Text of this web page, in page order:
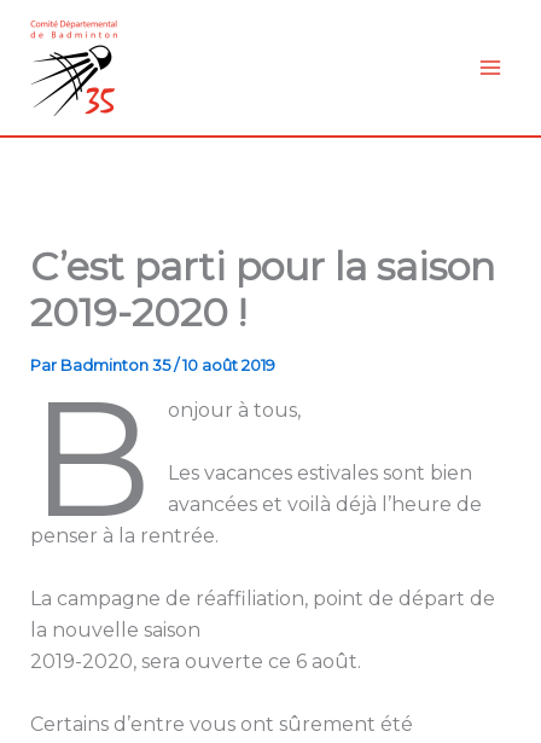
contenu
C’est parti pour la saison
2019-2020 !
Par Badminton 35/10 août 2019
B onjour à tous,
Les vacances estivales sont bien
avancées et voilà déjà l’heure de
penser à la rentrée.
La campagne de réaffiliation, point de départ de
la nouvelle saison
2019-2020, sera ouverte ce 6 août.
Certains d’entre vous ont sûrement été